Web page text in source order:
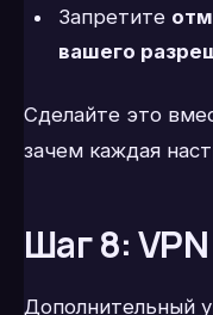
Запретите
вашего
Сделайте это
зачем каждая
Шаг 8:
Дополнительный